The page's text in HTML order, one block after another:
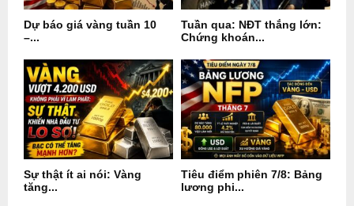
Dự báo giá vàng tuần 10
–...
Tuần qua: NĐT thắng lớn:
Chứng khoán...
Sự thật ít ai nói: Vàng
tăng...
Tiêu điểm phiên 7/8: Bảng
lương phi...